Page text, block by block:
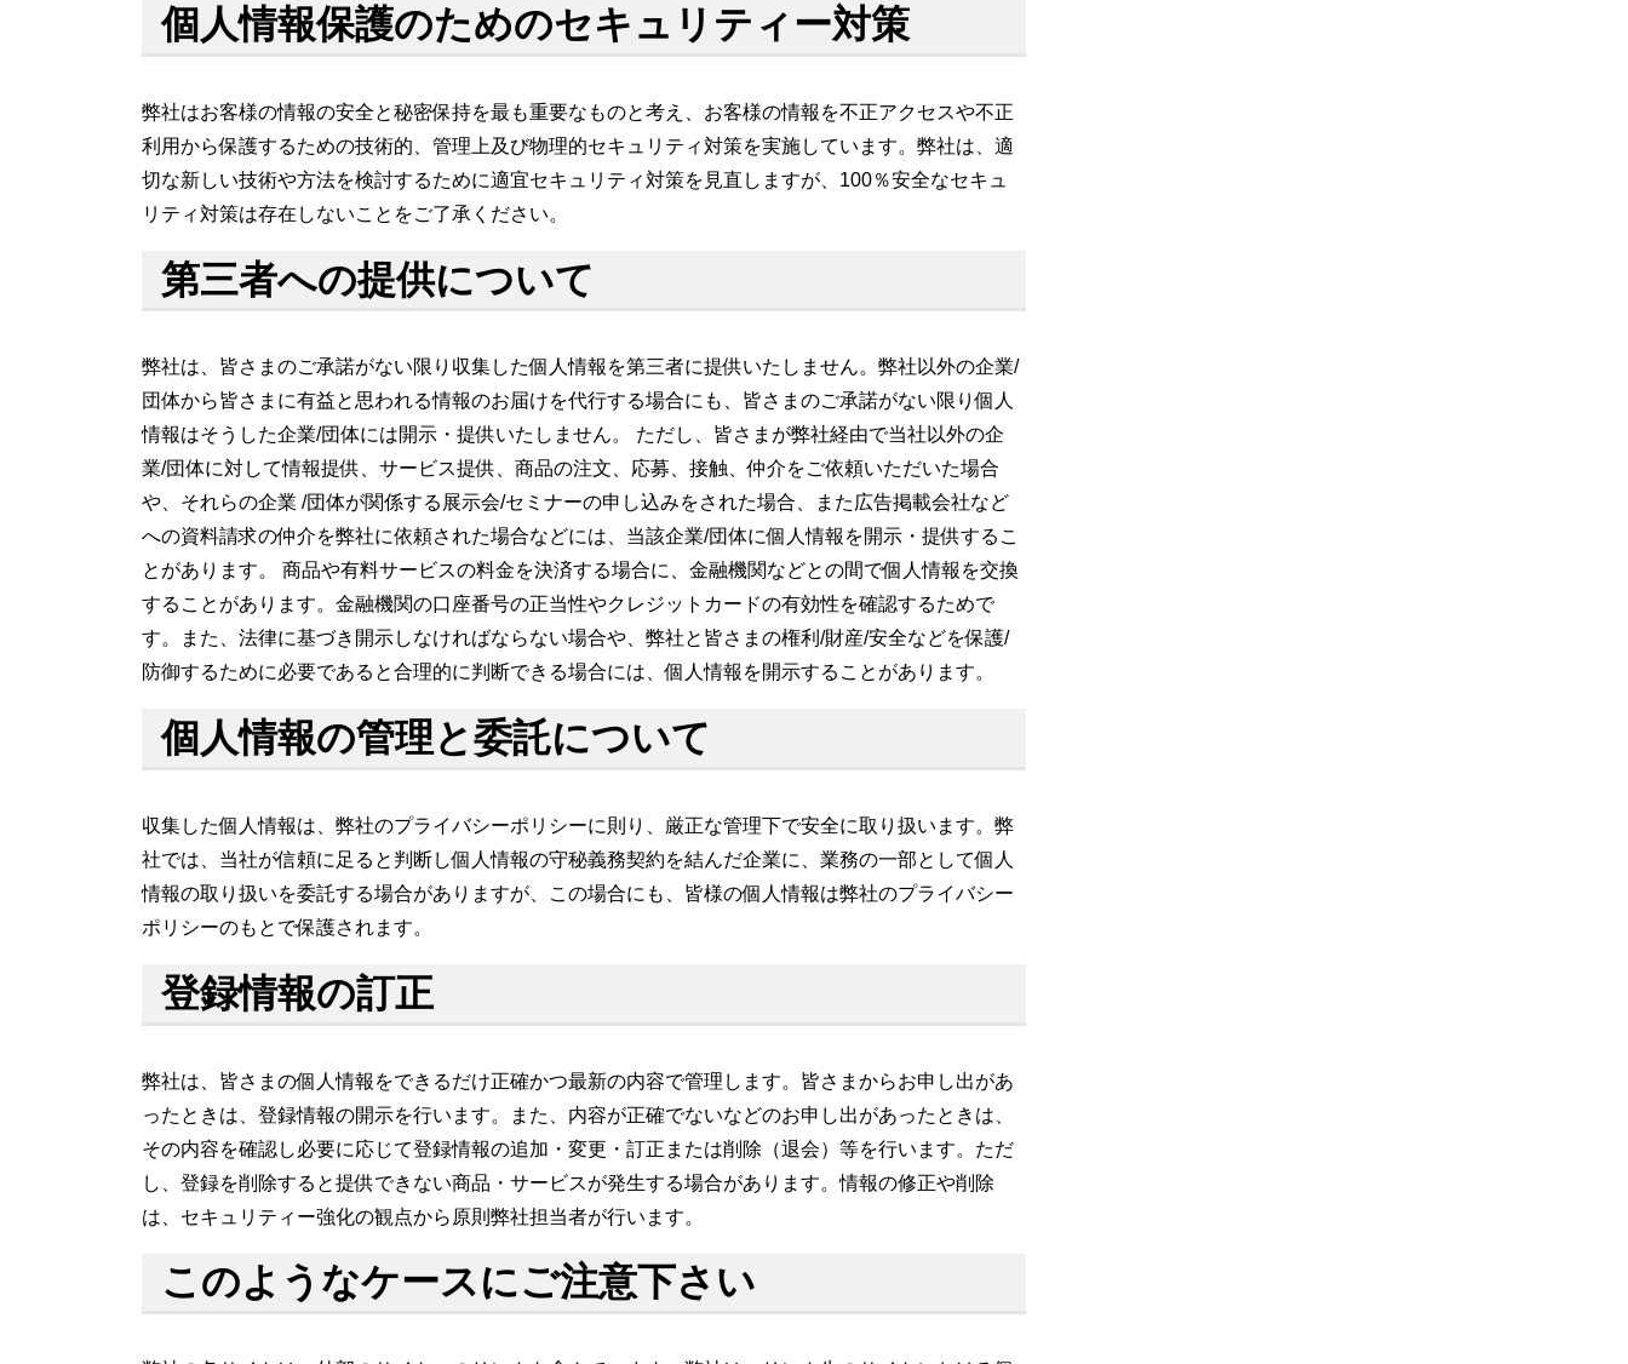
個人情報保護のためのセキュリティー対策
弊社はお客様の情報の安全と秘密保持を最も重要なものと考え、お客様の情報を不正アクセスや不正
利用から保護するための技術的、管理上及び物理的セキュリティ対策を実施しています。弊社は、適
切な新しい技術や方法を検討するために適宜セキュリティ対策を見直しますが、100％安全なセキュ
リティ対策は存在しないことをご了承ください。
第三者への提供について
弊社は、皆さまのご承諾がない限り収集した個人情報を第三者に提供いたしません。弊社以外の企業/
団体から皆さまに有益と思われる情報のお届けを代行する場合にも、皆さまのご承諾がない限り個人
情報はそうした企業/団体には開示・提供いたしません。 ただし、皆さまが弊社経由で当社以外の企
業/団体に対して情報提供、サービス提供、商品の注文、応募、接触、仲介をご依頼いただいた場合
や、それらの企業 /団体が関係する展示会/セミナーの申し込みをされた場合、また広告掲載会社など
への資料請求の仲介を弊社に依頼された場合などには、当該企業/団体に個人情報を開示・提供するこ
とがあります。 商品や有料サービスの料金を決済する場合に、金融機関などとの間で個人情報を交換
することがあります。金融機関の口座番号の正当性やクレジットカードの有効性を確認するためで
す。また、法律に基づき開示しなければならない場合や、弊社と皆さまの権利/財産/安全などを保護/
防御するために必要であると合理的に判断できる場合には、個人情報を開示することがあります。
個人情報の管理と委託について
収集した個人情報は、弊社のプライバシーポリシーに則り、厳正な管理下で安全に取り扱います。弊
社では、当社が信頼に足ると判断し個人情報の守秘義務契約を結んだ企業に、業務の一部として個人
情報の取り扱いを委託する場合がありますが、この場合にも、皆様の個人情報は弊社のプライバシー
ポリシーのもとで保護されます。
登録情報の訂正
弊社は、皆さまの個人情報をできるだけ正確かつ最新の内容で管理します。皆さまからお申し出があ
ったときは、登録情報の開示を行います。また、内容が正確でないなどのお申し出があったときは、
その内容を確認し必要に応じて登録情報の追加・変更・訂正または削除（退会）等を行います。ただ
し、登録を削除すると提供できない商品・サービスが発生する場合があります。情報の修正や削除
は、セキュリティー強化の観点から原則弊社担当者が行います。
このようなケースにご注意下さい